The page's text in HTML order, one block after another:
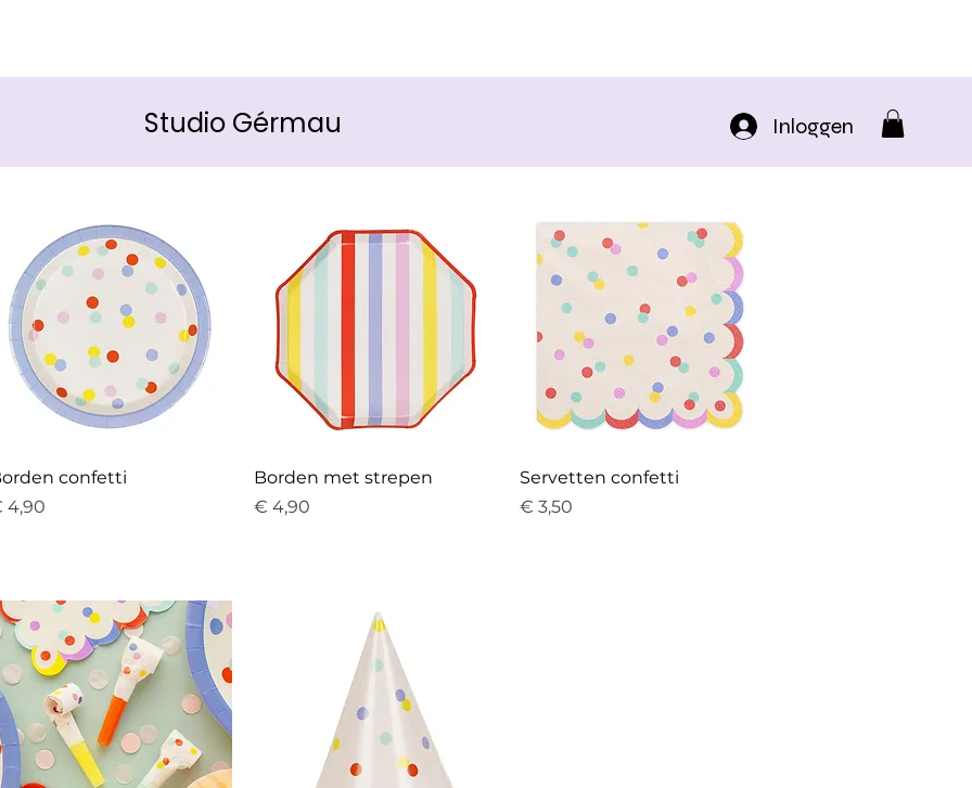
Studio Gérmau Inloggen
Snel overzicht
confetti
4,90
Snel overzicht
Borden met strepen
Prijs
€ 4,90
Snel overzicht
Servetten confetti
Prijs
€ 3,50